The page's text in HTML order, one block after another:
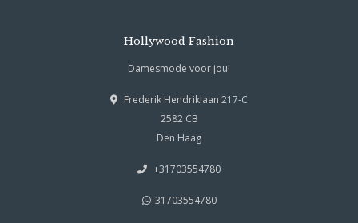
Hollywood Fashion
Damesmode voor jou!
Frederik Hendriklaan 217-C
2582 CB
Den Haag
+31703554780
31703554780